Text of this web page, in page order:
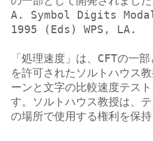
A. Symbol Digits
1995 (Eds) WPS, LA.
「処理速度」は、CFTの一
を許可されたソルトハウス
ーンと文字の比較速度テス
す。ソルトハウス教授は、
の場所で使用する権利を保持